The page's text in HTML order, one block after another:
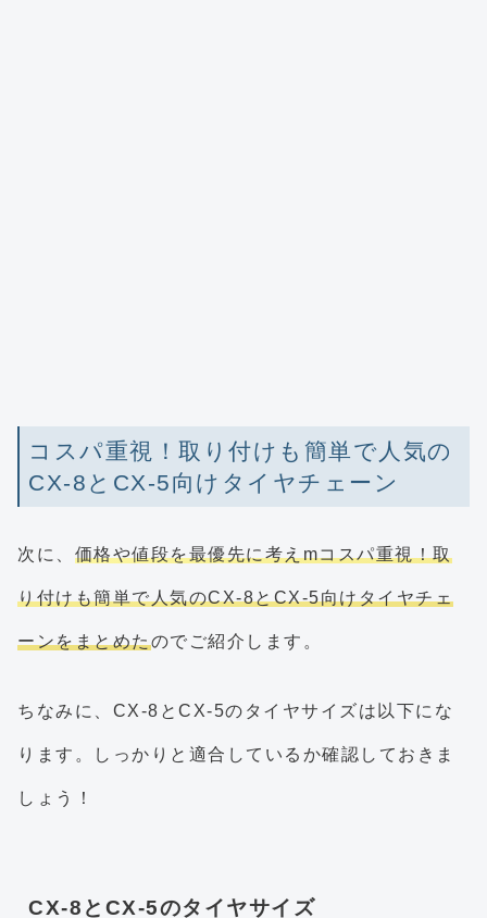
コスパ重視！取り付けも簡単で人気の
CX-8とCX-5向けタイヤチェーン
次に、 価格や値段を最優先に考えmコスパ重視！取
り付けも簡単で人気のCX-8とCX-5向けタイヤチェ
ーンをまとめたのでご紹介します。
ちなみに、CX-8とCX-5のタイヤサイズは以下にな
ります。しっかりと適合しているか確認しておきま
しょう！
CX-8とCX-5のタイヤサイズ